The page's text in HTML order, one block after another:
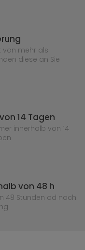
von mehr als
diese an Sie
14 Tagen
innerhalb von 14
von 48 h
48 Stunden od nach